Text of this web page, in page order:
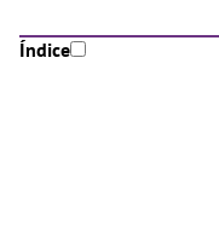
Índice